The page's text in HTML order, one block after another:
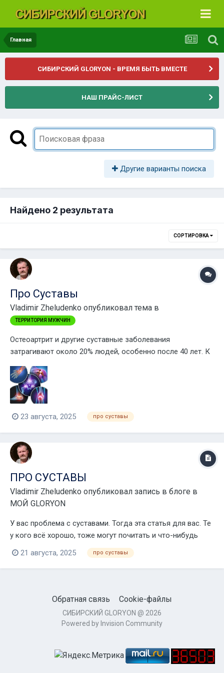
Главная
СИБИРСКИЙ GLORYON - ВРЕМЯ БЫТЬ ВМЕСТЕ
НАШ ПРАЙС-ЛИСТ
Другие варианты поиска
Найдено 2 результата
СОРТИРОВКА
Про Суставы
Vladimir Zheludenko опубликовал тема в
ТЕРРИТОРИЯ МУЖЧИН
Остеоартрит и другие суставные заболевания
затрагивают около 20% людей, особенно после 40 лет. К
страдают коленные и тазобедренные суставы. Женщины
чаще болеют коленями, мужчины — тазобедренными.
Факторы риска — возраст, лишний вес, трав...
23 августа, 2025
про суставы
ПРО СУСТАВЫ
Vladimir Zheludenko опубликовал запись в блоге в
МОЙ GLORYON
У вас проблема с суставами. Тогда эта статья для вас. Те
у кого всё хорошо, тоже могут почитать и что-нибудь
почерпнуть для себя. Ведь предупредить недуг всегда
легче, чем потом его лечить. Как с возрастом сохранить
активный образ жизни и радость движения?
21 августа, 2025 про суставы
Обратная связь Cookie-файлы
СИБИРСКИЙ GLORYON @ 2026
Powered by Invision Community